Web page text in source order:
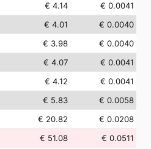
€ 4.14
€ 0.0041
€ 4.01
€ 0.0040
€ 3.98
€ 0.0040
€ 4.07
€ 0.0041
€ 4.12
€ 0.0041
€ 5.83
€ 0.0058
€ 20.82
€ 0.0208
€ 51.08
€ 0.0511